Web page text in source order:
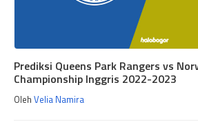
Prediksi Queens Park Rangers vs
Championship Inggris 2022-2023
Oleh Velia Namira